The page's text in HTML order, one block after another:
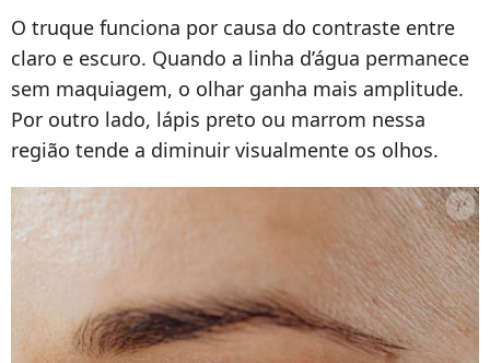
O truque funciona por causa do contraste entre
claro e escuro. Quando a linha d’água permanece
sem maquiagem, o olhar ganha mais amplitude.
Por outro lado, lápis preto ou marrom nessa
região tende a diminuir visualmente os olhos.